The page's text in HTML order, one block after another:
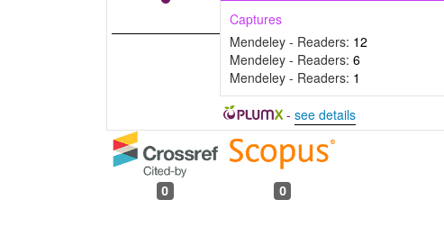
Captures
Mendeley - Readers: 12
Mendeley - Readers: 6
Mendeley - Readers: 1
- see details
0 0